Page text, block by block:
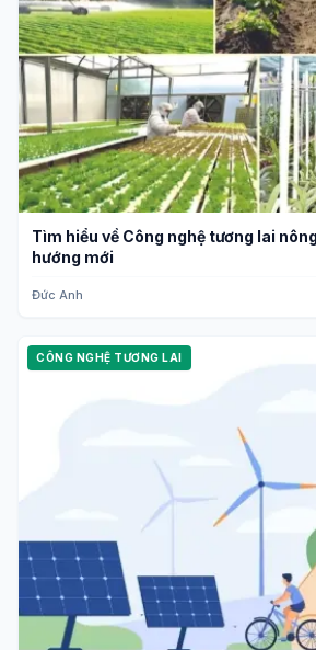
Tìm hiểu về Công nghệ tương lai
hướng mới
Đức Anh
CÔNG NGHỆ TƯƠNG LAI